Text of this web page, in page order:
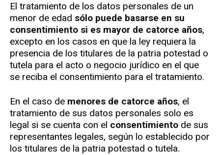
El tratamiento de los datos personales de un
menor de edad sólo puede basarse en su
consentimiento si es mayor de catorce años,
excepto en los casos en que la ley requiera la
presencia de los titulares de la patria potestad o
tutela para el acto o negocio jurídico en el que
se reciba el consentimiento para el tratamiento.
En el caso de menores de catorce años, el
tratamiento de sus datos personales solo es
legal si se cuenta con el consentimiento de sus
representantes legales, según lo establecido por
los titulares de la patria potestad o tutela.